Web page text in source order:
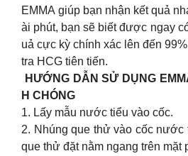
EMMA giúp bạn nhận kết quả
ài phút, bạn sẽ biết được ngay
uả cực kỳ chính xác lên đến
tra HCG tiên tiến.
HƯỚNG DẪN SỬ DỤNG
H CHÓNG
1. Lấy mẫu nước tiểu vào cốc.
2. Nhúng que thử vào cốc nước
que thử đặt nằm ngang trên mặt